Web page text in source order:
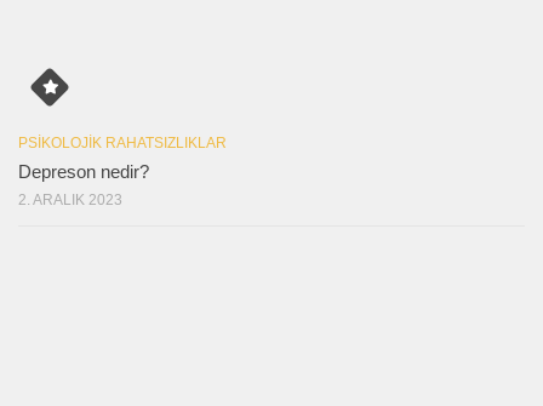
PSIKOLOJIK RAHATSIZLIKLAR
Depreson nedir?
2. ARALIK 2023